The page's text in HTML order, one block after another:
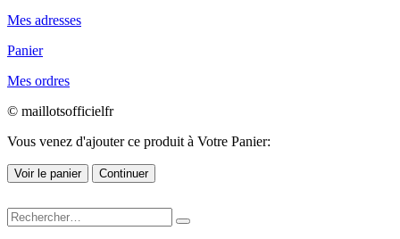
Mes adresses
Panier
Mes ordres
© maillotsofficielfr
Vous venez d'ajouter ce produit à Votre Panier:
Voir le panier Continuer